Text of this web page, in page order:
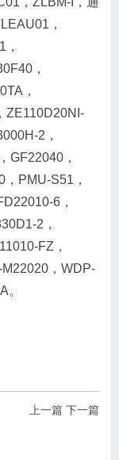
，
，
，
ZE110D20NI-
2，
GF22040，
PMU-S51，
6，
2，
FZ，
，WDP-
。
上一篇 下一篇